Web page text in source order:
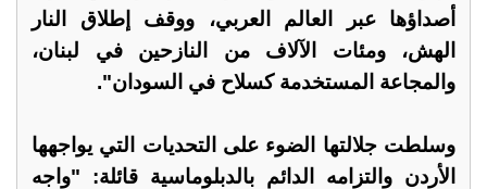
أصداؤها عبر العالم العربي، ووقف إطلاق النار
الهش، ومئات الآلاف من النازحين في لبنان،
والمجاعة المستخدمة كسلاح في السودان".
وسلطت جلالتها الضوء على التحديات التي يواجهها
الأردن والتزامه الدائم بالدبلوماسية قائلة: "واجه